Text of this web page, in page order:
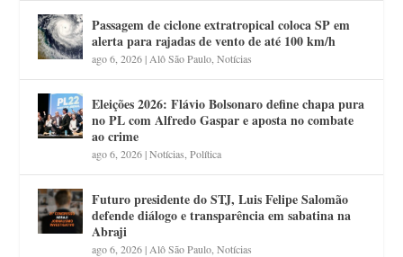
Passagem de ciclone extratropical coloca SP em
alerta para rajadas de vento de até 100 km/h
ago 6, 2026| Alô São Paulo ,Notícias
Eleições 2026: Flávio Bolsonaro define chapa pura
no PL com Alfredo Gaspar e aposta no combate
ao crime
ago 6, 2026|Notícias ,Política
Futuro presidente do STJ, Luis Felipe Salomão
defende diálogo e transparência em sabatina na
Abraji
ago 6, 2026| Alô São Paulo ,Notícias